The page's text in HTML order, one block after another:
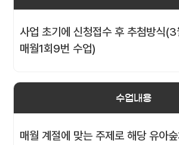
사업 초기에 신청접수 후 추첨방식
매월1회9번 수업)
수업내용
매월 계절에 맞는 주제로 해당 유아